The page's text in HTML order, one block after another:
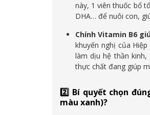
này, 1 viên thuốc bổ
DHA… để nuôi con,
Chính Vitamin B6
khuyến nghị của
làm dịu hệ thần kinh,
thực chất đang giúp
2️⃣ Bí quyết chọn
màu xanh)?